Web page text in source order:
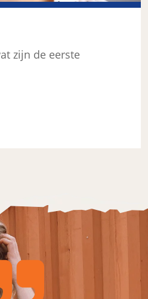
zijn de eerste